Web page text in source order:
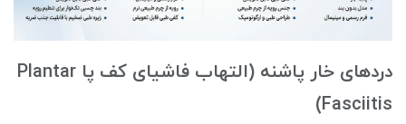
دردهای خار پاشنه (التهاب فاشیای کف پا Plantar
Fasciitis)